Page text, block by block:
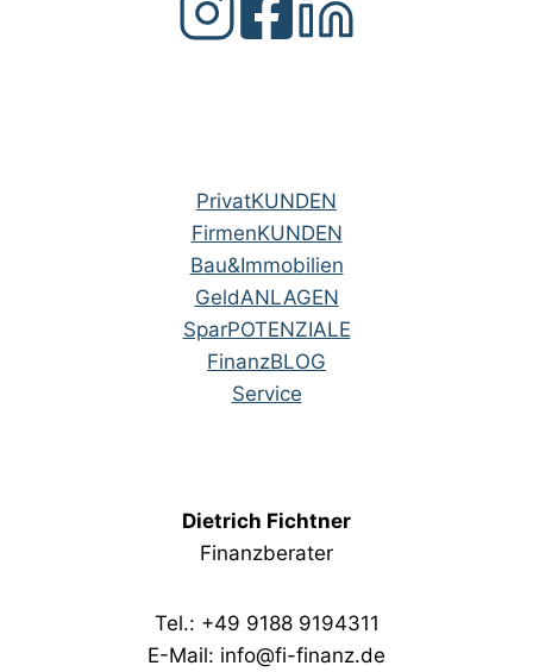
PrivatKUNDEN
FirmenKUNDEN
Bau&Immobilien
GeldANLAGEN
SparPOTENZIALE
FinanzBLOG
Service
Dietrich Fichtner
Finanzberater
Tel.: +49 9188 9194311
E-Mail: info@fi-finanz.de